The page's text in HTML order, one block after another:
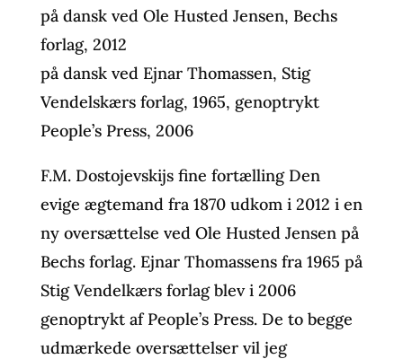
på dansk ved Ole Husted Jensen, Bechs
forlag, 2012
på dansk ved Ejnar Thomassen, Stig
Vendelskærs forlag, 1965, genoptrykt
People’s Press, 2006
F.M. Dostojevskijs fine fortælling Den
evige ægtemand fra 1870 udkom i 2012 i en
ny oversættelse ved Ole Husted Jensen på
Bechs forlag. Ejnar Thomassens fra 1965 på
Stig Vendelkærs forlag blev i 2006
genoptrykt af People’s Press. De to begge
udmærkede oversættelser vil jeg